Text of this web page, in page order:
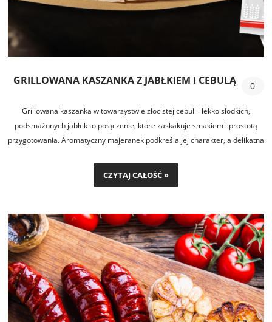
GRILLOWANA KASZANKA Z JABŁKIEM I CEBULĄ 0
Grillowana kaszanka w towarzystwie złocistej cebuli i lekko słodkich,
podsmażonych jabłek to połączenie, które zaskakuje smakiem i prostotą
przygotowania. Aromatyczny majeranek podkreśla jej charakter, a delikatna
zarówno na szybki obiad, jak i efektowne danie z grilla.
CZYTAJ CAŁOŚĆ »